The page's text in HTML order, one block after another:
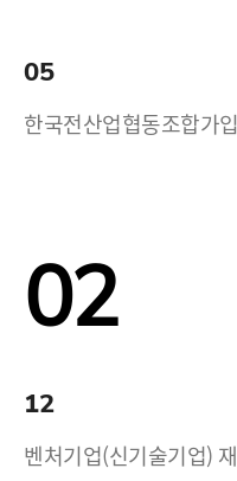
05
한국전산업협동조합가입
02
12
벤처기업(신기술기업)